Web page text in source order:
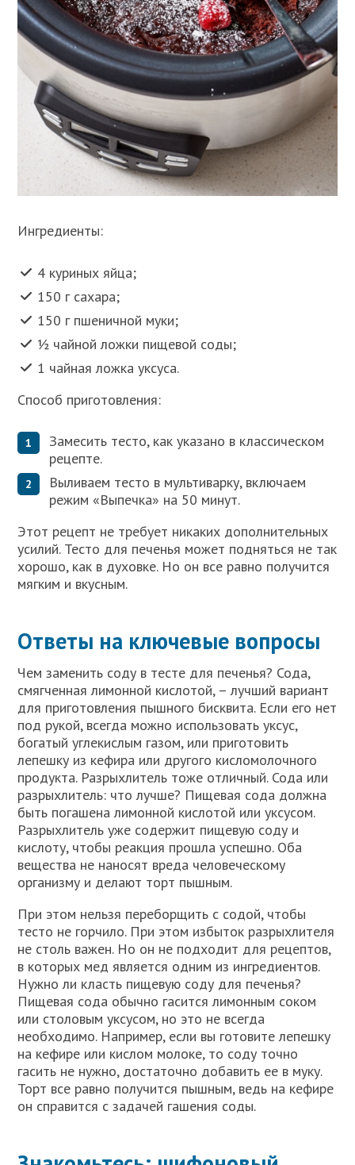
Ингредиенты:
4 куриных яйца;
150 г сахара;
150 г пшеничной муки;
½ чайной ложки пищевой соды;
1 чайная ложка уксуса.
Способ приготовления:
Замесить тесто, как указано в классическом
рецепте.
Выливаем тесто в мультиварку, включаем
режим «Выпечка» на 50 минут.
Этот рецепт не требует никаких дополнительных
усилий. Тесто для печенья может подняться не так
хорошо, как в духовке. Но он все равно получится
мягким и вкусным.
Ответы на ключевые вопросы
Чем заменить соду в тесте для печенья? Сода,
смягченная лимонной кислотой, – лучший вариант
для приготовления пышного бисквита. Если его нет
под рукой, всегда можно использовать уксус,
богатый углекислым газом, или приготовить
лепешку из кефира или другого кисломолочного
продукта. Разрыхлитель тоже отличный. Сода или
разрыхлитель: что лучше? Пищевая сода должна
быть погашена лимонной кислотой или уксусом.
Разрыхлитель уже содержит пищевую соду и
кислоту, чтобы реакция прошла успешно. Оба
вещества не наносят вреда человеческому
организму и делают торт пышным.
При этом нельзя переборщить с содой, чтобы
тесто не горчило. При этом избыток разрыхлителя
не столь важен. Но он не подходит для рецептов,
в которых мед является одним из ингредиентов.
Нужно ли класть пищевую соду для печенья?
Пищевая сода обычно гасится лимонным соком
или столовым уксусом, но это не всегда
необходимо. Например, если вы готовите лепешку
на кефире или кислом молоке, то соду точно
гасить не нужно, достаточно добавить ее в муку.
Торт все равно получится пышным, ведь на кефире
он справится с задачей гашения соды.